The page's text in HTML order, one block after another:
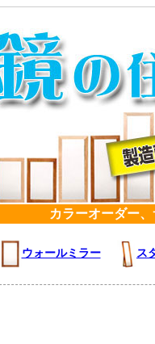
カラーオーダー
ウォールミラー ス